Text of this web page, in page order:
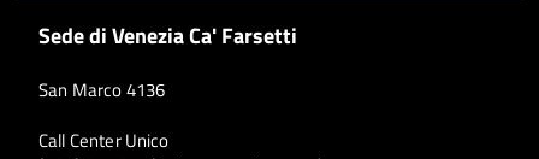
Sede di Venezia Ca' Farsetti
San Marco 4136
Call Center Unico